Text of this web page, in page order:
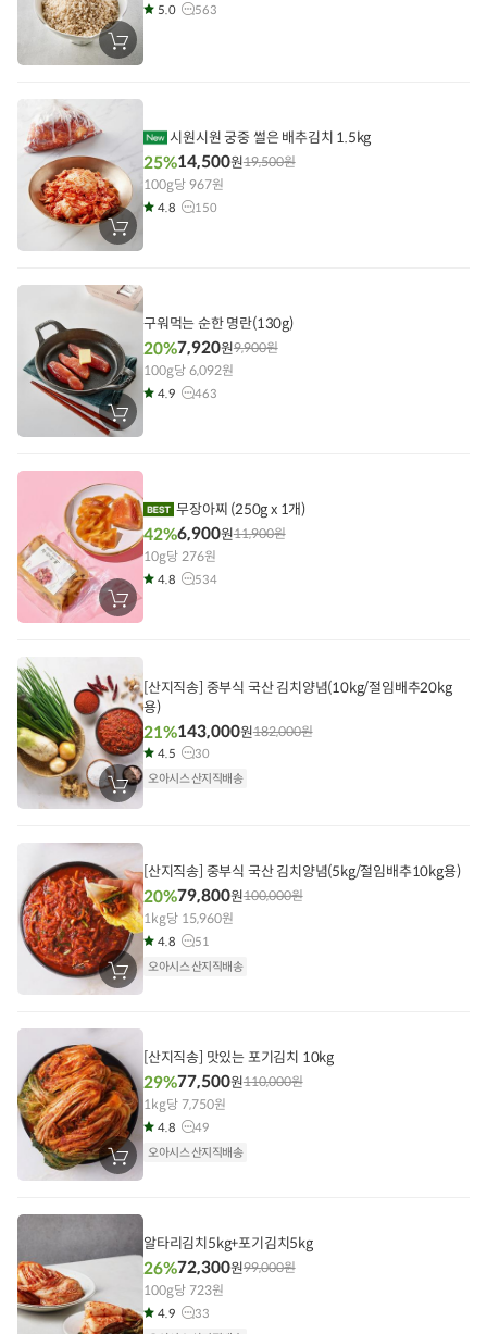
장
바
에
5.0 563
장
바
에
담
시원시원 궁중 썰은 배추김치 1.5kg
25%14,500원19,500원
100g당 967원
4.8 150
장
바
에
담
기
구워먹는 순한 명란(130g)
20%7,920원9,900원
100g당 6,092원
4.9 463
장
바
에
담
기
무장아찌 (250g x 1개)
42%6,900원11,900원
10g당 276원
4.8 534
장
바
에
기
[산지직송] 중부식 국산 김치양념(10kg/절임배추20kg
용)
21%143,000원182,000원
4.5
30
오아시스 산지직배송
장
바
에
기
[산지직송] 중부식 국산 김치양념(5kg/절임배추10kg용)
20%79,800원100,000원
1kg당 15,960원
4.8
51
오아시스 산지직배송
장
바
에
기
[산지직송] 맛있는 포기김치 10kg
29%77,500원110,000원
1kg당 7,750원
4.8
49
오아시스 산지직배송
알타리김치5kg+포기김치5kg
26%72,300원99,000원
100g당 723원
4.9
33